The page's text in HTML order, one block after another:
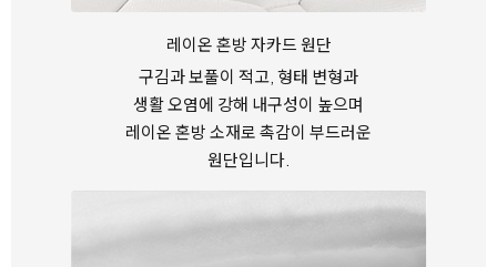
레이온 혼방 자카드 원단
구김과 보풀이 적고, 형태 변형과
생활 오염에 강해 내구성이 높으며
레이온 혼방 소재로 촉감이 부드러운
원단입니다.